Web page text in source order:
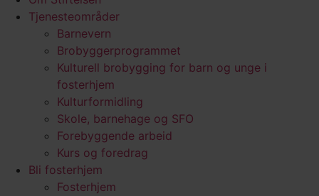
Tjenesteområder
Barnevern
Brobyggerprogrammet
Kulturell brobygging for barn og unge i
fosterhjem
Kulturformidling
Skole, barnehage og SFO
Forebyggende arbeid
Kurs og foredrag
Bli fosterhjem
Fosterhjem